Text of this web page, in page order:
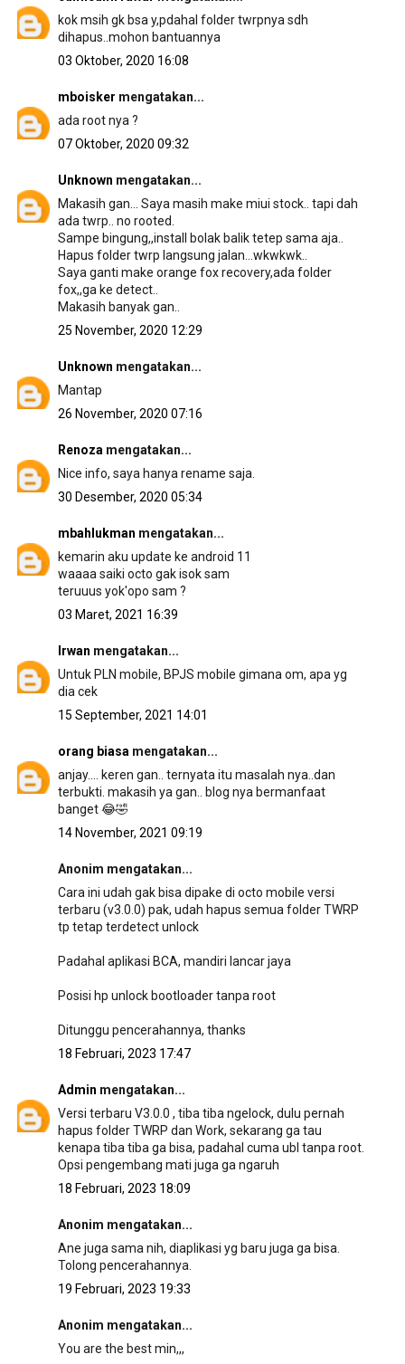
kok msih gk bsa y,pdahal folder twrpnya sdh
dihapus..mohon bantuannya
03 Oktober, 2020 16:08
mboisker mengatakan...
ada root nya ?
07 Oktober, 2020 09:32
Unknown mengatakan...
Makasih gan... Saya masih make miui stock.. tapi dah
ada twrp.. no rooted.
Sampe bingung,,install bolak balik tetep sama aja..
Hapus folder twrp langsung jalan...wkwkwk..
Saya ganti make orange fox recovery,ada folder
fox,,ga ke detect..
Makasih banyak gan..
25 November, 2020 12:29
Unknown mengatakan...
Mantap
26 November, 2020 07:16
Renoza mengatakan...
Nice info, saya hanya rename saja.
30 Desember, 2020 05:34
mbahlukman mengatakan...
kemarin aku update ke android 11
waaaa saiki octo gak isok sam
teruuus yok'opo sam ?
03 Maret, 2021 16:39
Irwan mengatakan...
Untuk PLN mobile, BPJS mobile gimana om, apa yg
dia cek
15 September, 2021 14:01
orang biasa mengatakan...
anjay.... keren gan.. ternyata itu masalah nya..dan
terbukti. makasih ya gan.. blog nya bermanfaat
banget 😂🤣
14 November, 2021 09:19
Anonim mengatakan...
Cara ini udah gak bisa dipake di octo mobile versi
terbaru (v3.0.0) pak, udah hapus semua folder TWRP
tp tetap terdetect unlock
Padahal aplikasi BCA, mandiri lancar jaya
Posisi hp unlock bootloader tanpa root
Ditunggu pencerahannya, thanks
18 Februari, 2023 17:47
Admin mengatakan...
Versi terbaru V3.0.0 , tiba tiba ngelock, dulu pernah
hapus folder TWRP dan Work, sekarang ga tau
kenapa tiba tiba ga bisa, padahal cuma ubl tanpa root.
Opsi pengembang mati juga ga ngaruh
18 Februari, 2023 18:09
Anonim mengatakan...
Ane juga sama nih, diaplikasi yg baru juga ga bisa.
Tolong pencerahannya.
19 Februari, 2023 19:33
Anonim mengatakan...
You are the best min,,,